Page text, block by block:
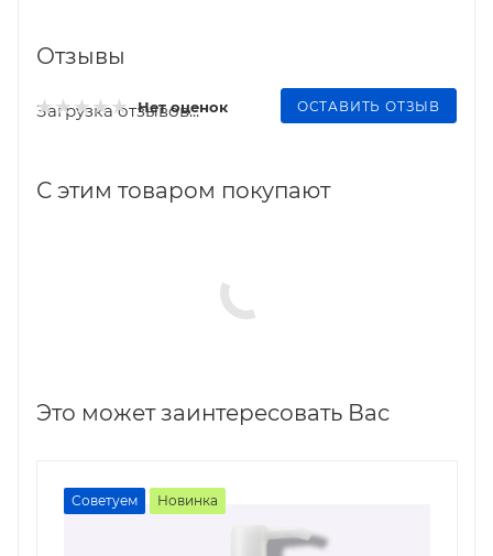
Отзывы
Нет оценок ОСТАВИТЬ ОТЗЫВ
Загрузка отзывов...
С этим товаром покупают
Это может заинтересовать Вас
Советуем Новинка